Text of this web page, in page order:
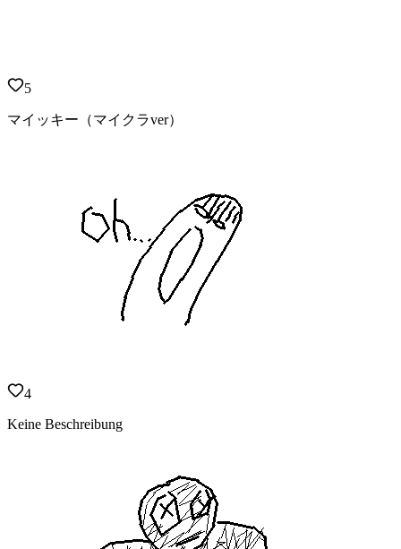
5
マイッキー（マイクラver）
4
Keine Beschreibung